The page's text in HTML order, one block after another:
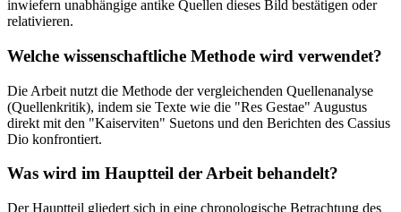
inwiefern unabhängige antike Quellen dieses Bild bestätigen oder
relativieren.
Welche wissenschaftliche Methode wird verwendet?
Die Arbeit nutzt die Methode der vergleichenden Quellenanalyse
(Quellenkritik), indem sie Texte wie die "Res Gestae" Augustus
direkt mit den "Kaiserviten" Suetons und den Berichten des Cassius
Dio konfrontiert.
Was wird im Hauptteil der Arbeit behandelt?
Der Hauptteil gliedert sich in eine chronologische Betrachtung des